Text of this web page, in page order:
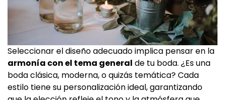
Seleccionar el diseño adecuado implica pensar en la
armonía con el tema general de tu boda. ¿Es una
boda clásica, moderna, o quizás temática? Cada
estilo tiene su personalización ideal, garantizando